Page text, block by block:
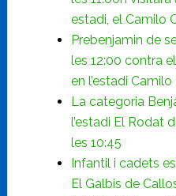
estadi, el Camilo
Prebenjamin de
les 12:00 contra
en l’estadi Camilo
La categoria
l’estadi El Rodat
les 10:45
Infantil i cadets
El Galbis de